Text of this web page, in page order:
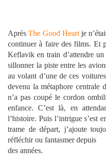
AprèsThe Good Heartje
continuer à faire des films. Et
Keflavik en train d’attendre
sillonner la piste entre les
au volant d’une de ces
devenu la métaphore centrale
n’a pas coupé le cordon
enfance. C’est là, en
l’histoire. Puis l’intrigue s’est
trame de départ, j’ajoute
réfléchir ou fantasmer depuis
des années.